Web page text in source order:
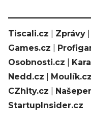
Tiscali.cz Zprávy
Games.cz
Osobnosti.cz
Nedd.cz
Moulík.cz
CZhity.cz
StartupInsider.cz